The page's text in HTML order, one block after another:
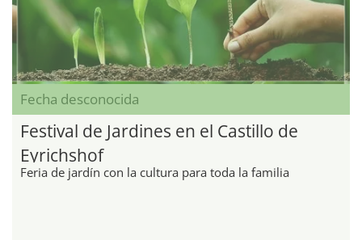
Fecha desconocida
Festival de Jardines en el Castillo de
Eyrichshof
Feria de jardín con la cultura para toda la familia